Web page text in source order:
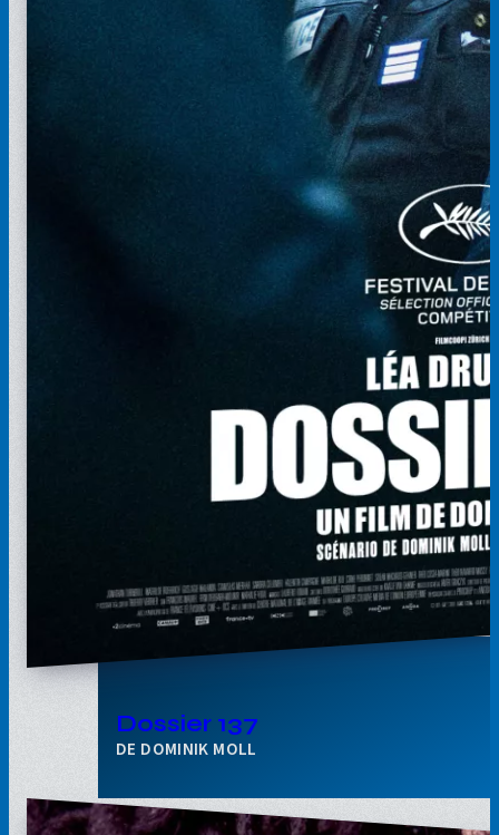
Dossier 137
DOMINIK MOLL